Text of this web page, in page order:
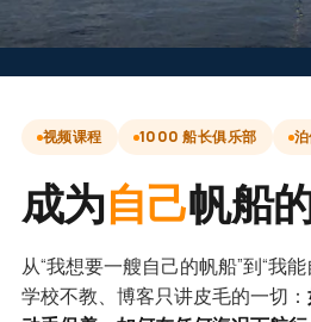
视频课程 1000 船长俱乐部
成为自己帆船
从“我想要一艘自己的帆船”到“我
学校不教、博客只讲皮毛的一切：